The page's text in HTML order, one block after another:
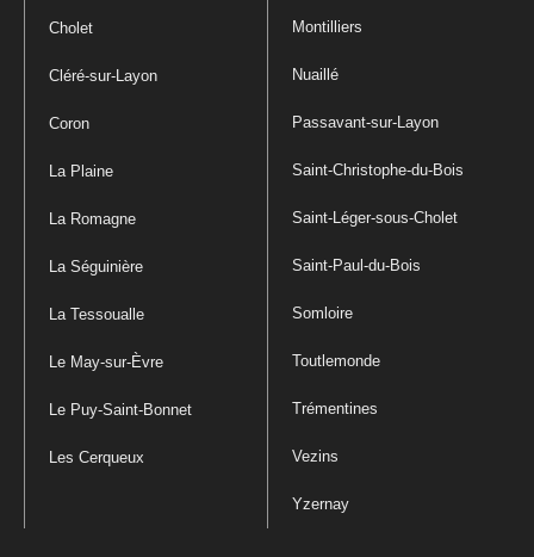
Cholet
Cléré-sur-Layon
Coron
La Plaine
La Romagne
La Séguinière
La Tessoualle
Le May-sur-Èvre
Le Puy-Saint-Bonnet
Les Cerqueux
Montilliers
Nuaillé
Passavant-sur-Layon
Saint-Christophe-du-Bois
Saint-Léger-sous-Cholet
Saint-Paul-du-Bois
Somloire
Toutlemonde
Trémentines
Vezins
Yzernay